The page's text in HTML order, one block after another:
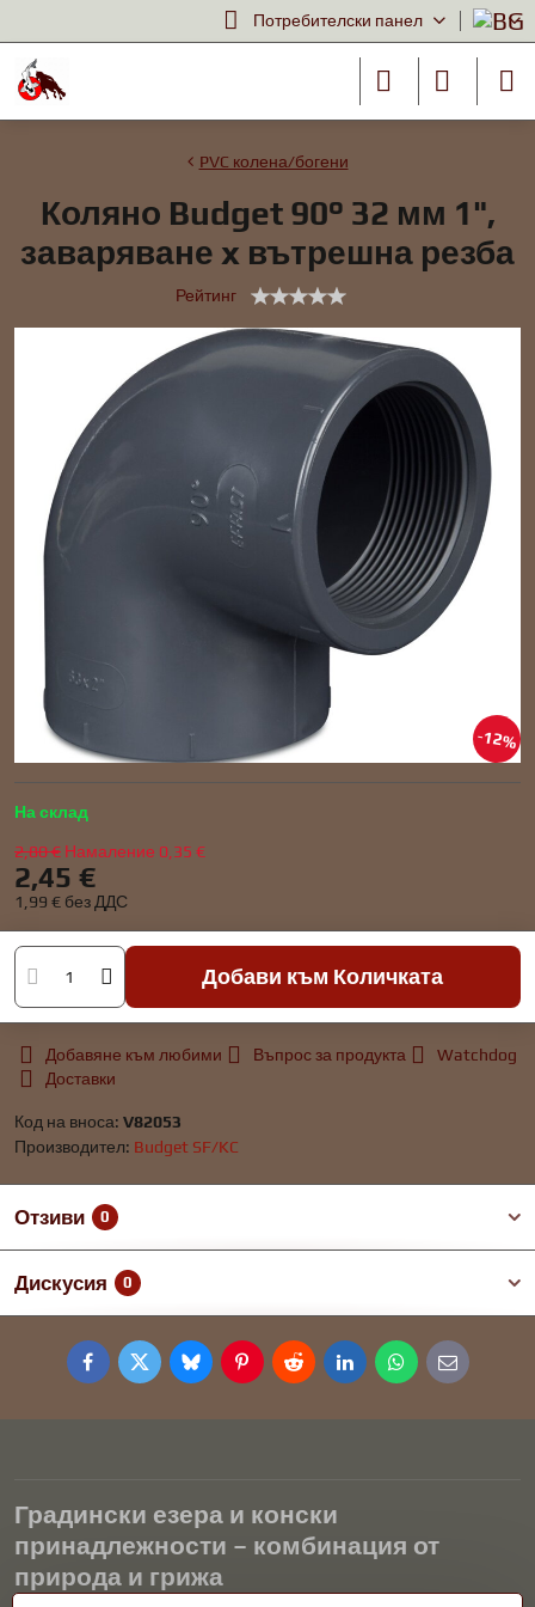
Потребителски панел
12%
PVC колена/богени
Коляно Budget 90° 32 мм 1",
заваряване x вътрешна резба
Рейтинг
На склад
2,80 € Намаление 0,35 €
2,45 €
1,99 € без ДДС
Добави към Количката
Добавяне към любими Въпрос за продукта
Watchdog
Доставки
Код на вноса: V82053
Производител: Budget SF/KC
Отзиви 0
Дискусия 0
FacebookTwitterBlueskyPinterestRedditLinkedInWhatsApp
E-
mail
Градински езера и конски
принадлежности – комбинация от
природа и грижа